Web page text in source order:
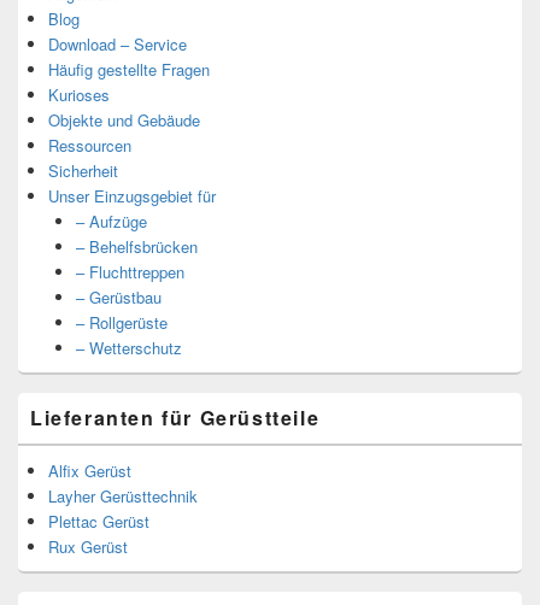
Blog
Download – Service
Häufig gestellte Fragen
Kurioses
Objekte und Gebäude
Ressourcen
Sicherheit
Unser Einzugsgebiet für
– Aufzüge
– Behelfsbrücken
– Fluchttreppen
– Gerüstbau
– Rollgerüste
– Wetterschutz
Lieferanten für Gerüstteile
Alfix Gerüst
Layher Gerüsttechnik
Plettac Gerüst
Rux Gerüst